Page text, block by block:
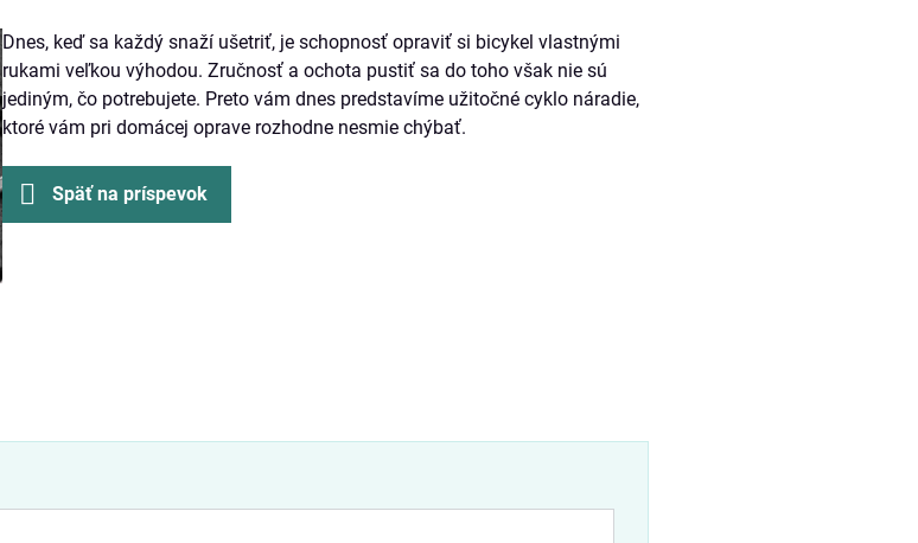
Dnes, keď sa každý snaží ušetriť, je schopnosť opraviť si bicykel vlastnými
rukami veľkou výhodou. Zručnosť a ochota pustiť sa do toho však nie sú
jediným, čo potrebujete. Preto vám dnes predstavíme užitočné cyklo náradie,
ktoré vám pri domácej oprave rozhodne nesmie chýbať.
Späť na príspevok